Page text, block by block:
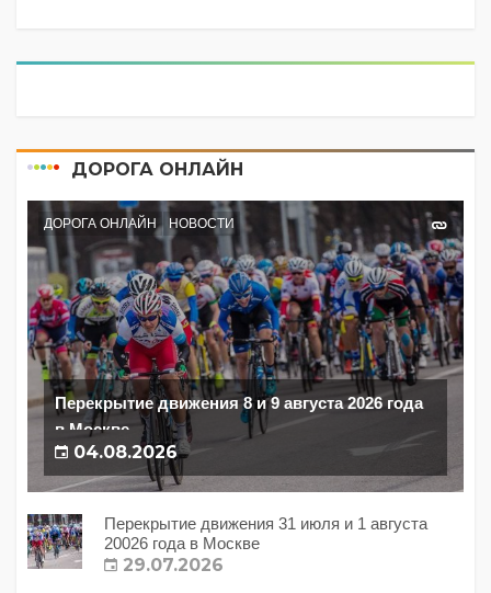
ДОРОГА ОНЛАЙН
ДОРОГА ОНЛАЙН НОВОСТИ
Перекрытие движения 8 и 9 августа 2026 года
в Москве
04.08.2026
Перекрытие движения 31 июля и 1 августа
20026 года в Москве
29.07.2026